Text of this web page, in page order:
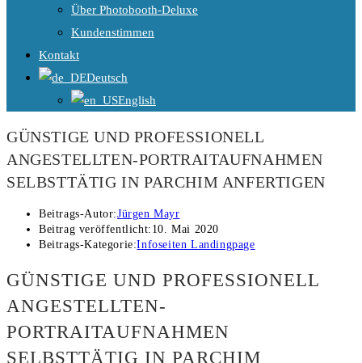
Über Photobooth-Deluxe
Kundenstimmen
Kontakt
Deutsch
English
GÜNSTIGE UND PROFESSIONELL
ANGESTELLTEN-PORTRAITAUFNAHMEN
SELBSTTÄTIG IN PARCHIM ANFERTIGEN
Beitrags-Autor:Jürgen Mayr
Beitrag veröffentlicht: 10. Mai 2020
Beitrags-Kategorie:Infoseiten Landingpage
GÜNSTIGE UND PROFESSIONELL
ANGESTELLTEN-
PORTRAITAUFNAHMEN
SELBSTTÄTIG IN PARCHIM